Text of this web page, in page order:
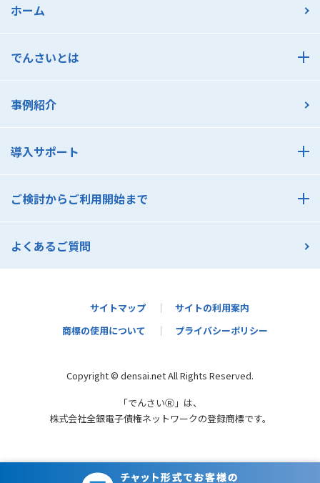
ホーム
でんさいとは
でんさいとは
でんさいのメリット 支払利用編
でんさいコスト診断
事例紹介
導入サポート
導入サポート
でんさいセミナー一覧
ご検討からご利用開始まで
ご検討からご利用開始まで
支払利用の流れ
契約者さま活用ガイド
かんたんメールオファー
よくあるご質問
サイトマップ
サイトの利用案内
商標の使用について
プライバシーポリシー
Copyright © densai.net All Rights Reserved.
「でんさいⓇ」は、
株式会社全銀電子債権ネットワークの登録商標です。